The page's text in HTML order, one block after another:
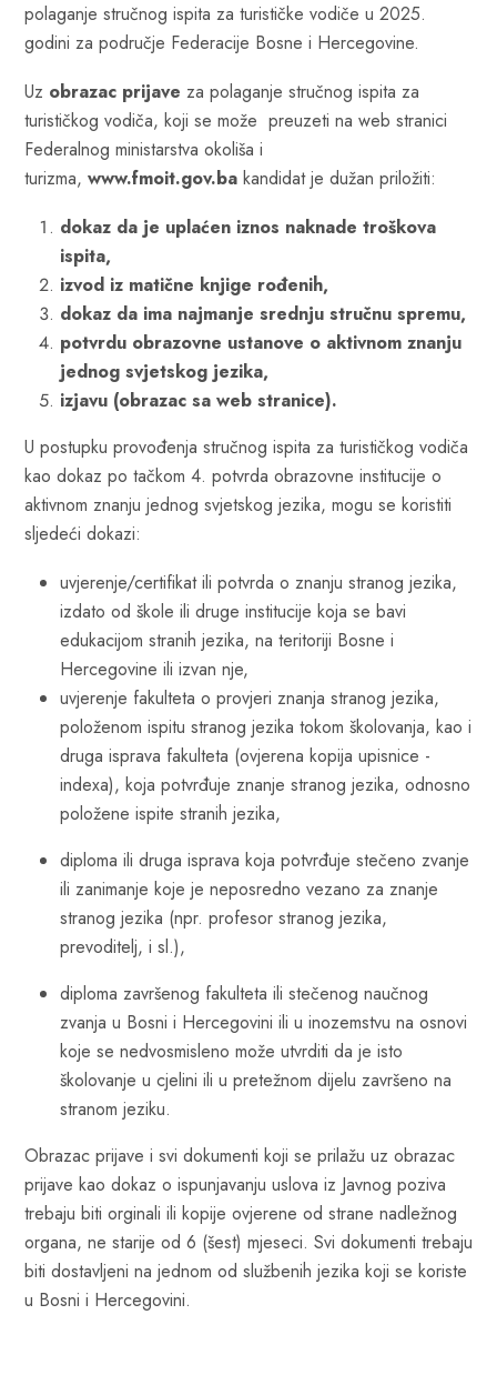
polaganje stručnog ispita za turističke vodiče u 2025.
godini za područje Federacije Bosne i Hercegovine.
Uz obrazac prijave za polaganje stručnog ispita za
turističkog vodiča, koji se može preuzeti na web stranici
Federalnog ministarstva okoliša i
turizma, www.fmoit.gov.ba kandidat je dužan priložiti:
dokaz da je uplaćen iznos naknade troškova
ispita,
izvod iz matične knjige rođenih,
dokaz da ima najmanje srednju stručnu spremu,
potvrdu obrazovne ustanove o aktivnom znanju
jednog svjetskog jezika,
izjavu (obrazac sa web stranice).
U postupku provođenja stručnog ispita za turističkog vodiča
kao dokaz po tačkom 4. potvrda obrazovne institucije o
aktivnom znanju jednog svjetskog jezika, mogu se koristiti
sljedeći dokazi:
uvjerenje/certifikat ili potvrda o znanju stranog jezika,
izdato od škole ili druge institucije koja se bavi
edukacijom stranih jezika, na teritoriji Bosne i
Hercegovine ili izvan nje,
uvjerenje fakulteta o provjeri znanja stranog jezika,
položenom ispitu stranog jezika tokom školovanja, kao i
druga isprava fakulteta (ovjerena kopija upisnice -
indexa), koja potvrđuje znanje stranog jezika, odnosno
položene ispite stranih jezika,
diploma ili druga isprava koja potvrđuje stečeno zvanje
ili zanimanje koje je neposredno vezano za znanje
stranog jezika (npr. profesor stranog jezika,
prevoditelj, i sl.),
diploma završenog fakulteta ili stečenog naučnog
zvanja u Bosni i Hercegovini ili u inozemstvu na osnovi
koje se nedvosmisleno može utvrditi da je isto
školovanje u cjelini ili u pretežnom dijelu završeno na
stranom jeziku.
Obrazac prijave i svi dokumenti koji se prilažu uz obrazac
prijave kao dokaz o ispunjavanju uslova iz Javnog poziva
trebaju biti orginali ili kopije ovjerene od strane nadležnog
organa, ne starije od 6 (šest) mjeseci. Svi dokumenti trebaju
biti dostavljeni na jednom od službenih jezika koji se koriste
u Bosni i Hercegovini.